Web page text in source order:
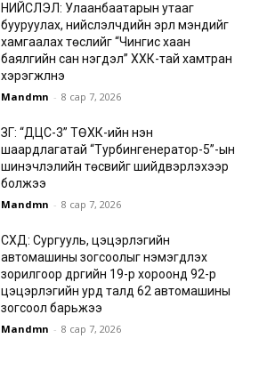
НИЙСЛЭЛ: Улаанбаатарын утааг
бууруулах, нийслэлчүүдийн эрүүл мэндийг
хамгаалах төслийг “Чингис хаан
баялгийн сан нэгдэл” ХХК-тай хамтран
хэрэгжүүлнэ
Mandmn - 8 сар 7, 2026
ЗГ: “ДЦС-3” ТӨХК-ийн нэн
шаардлагатай “Турбингенератор-5”-ын
шинэчлэлийн төсвийг шийдвэрлэхээр
болжээ
Mandmn - 8 сар 7, 2026
СХД: Сургууль, цэцэрлэгийн
автомашины зогсоолыг нэмэгдүүлэх
зорилгоор дүүргийн 19-р хороонд 92-р
цэцэрлэгийн урд талд 62 автомашины
зогсоол барьжээ
Mandmn - 8 сар 7, 2026